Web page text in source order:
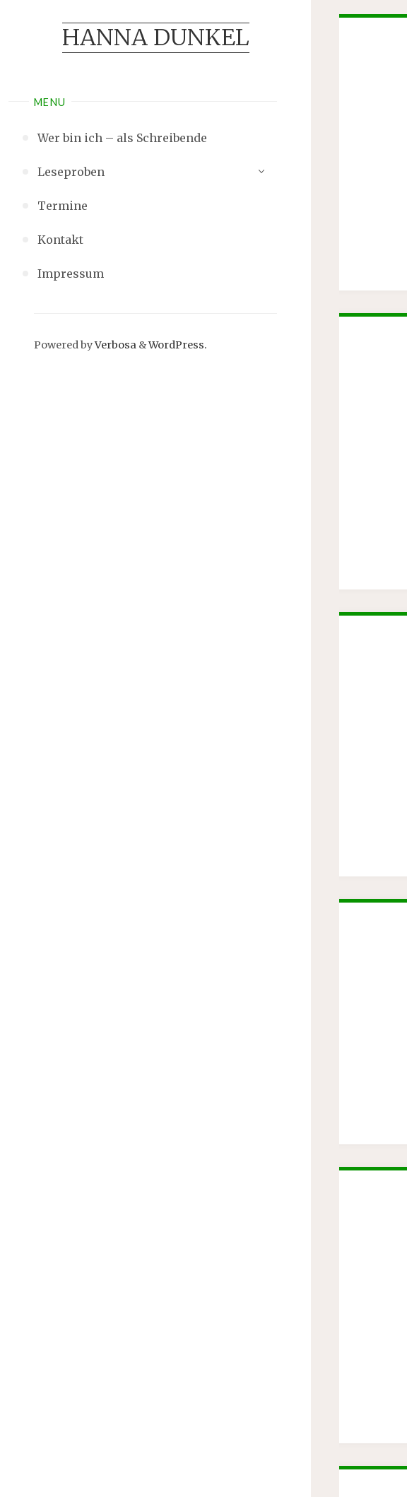
HANNA DUNKEL
MENU
Wer bin ich – als Schreibende
Leseproben
Termine
Kontakt
Impressum
Powered byVerbosa &WordPress.